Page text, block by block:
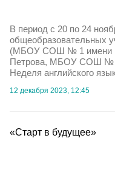
В период с 20 по 24
общеобразовательных
(МБОУ СОШ № 1 имени
Петрова, МБОУ СОШ №
Неделя английского
12 декабря 2023, 12:45
«Старт в будущее»